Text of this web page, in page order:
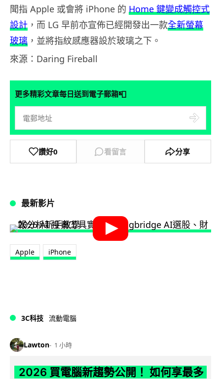
聞指 Apple 或會將 iPhone 的 Home 鍵變成觸控式
設計 ，而 LG 早前亦宣佈已經開發出一款全新螢幕
玻璃 ，並將指紋感應器設於玻璃之下。
來源：Daring Fireball
更多精彩文章每日送到電子郵箱📮
讚好0 看留言 分享
最新影片
Apple iPhone
3C科技 流動電腦
Lawton 1 小時
2026 買電腦新趨勢公開！ 如何享最多